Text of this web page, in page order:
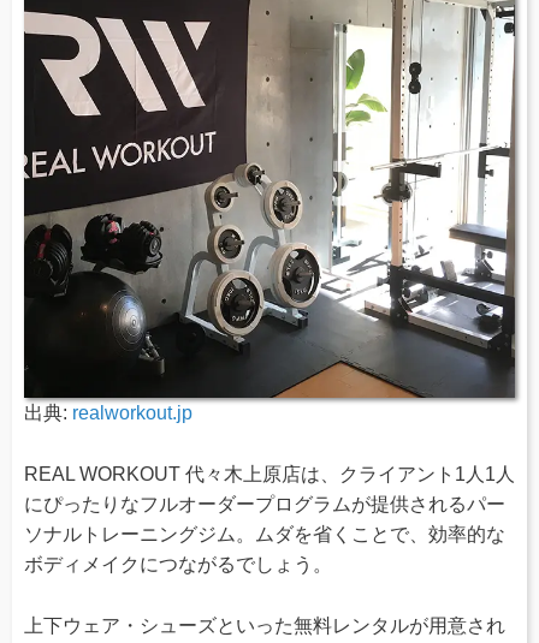
出典: realworkout.jp
REAL WORKOUT 代々木上原店は、クライアント1人1人
にぴったりなフルオーダープログラムが提供されるパー
ソナルトレーニングジム。ムダを省くことで、効率的な
ボディメイクにつながるでしょう。
上下ウェア・シューズといった無料レンタルが用意され